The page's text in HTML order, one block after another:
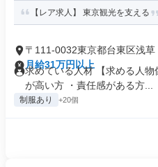
【レア求人】 東京観光を支える
〒111-0032東京都台東区浅草
月給31万円以上
求めている人材 【求める人
が高い方 ・責任感がある方...
制服あり +20個